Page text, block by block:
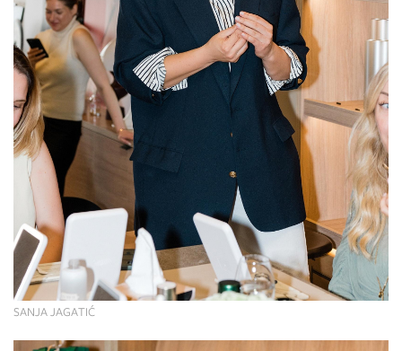
SANJA JAGATIĆ